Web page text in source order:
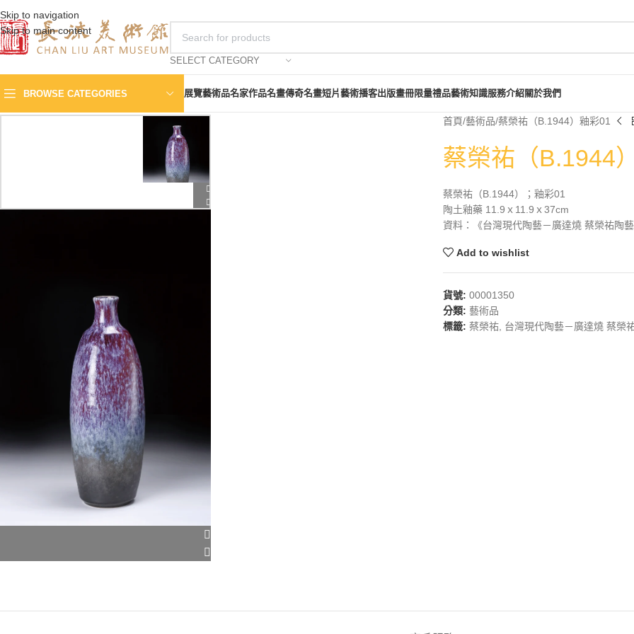
Skip to navigation
Skip to main content
SELECT CATEGORY
BROWSE CATEGORIES 展覽藝術品名家作品名畫傳奇名畫短片藝術播客出版畫冊限量禮品藝術知識服務介紹關於我們
首頁 藝術品 蔡榮祐（B.1944）釉彩01
蔡榮祐（B.1944
蔡榮祐（B.1944）；釉彩01
陶土釉藥 11.9ｘ11.9ｘ37cm
資料：《台灣現代陶藝－廣達燒 蔡榮祐陶
Add to wishlist
貨號: 00001350
分類: 藝術品
標籤: 蔡榮祐, 台灣現代陶藝－廣達燒 蔡榮